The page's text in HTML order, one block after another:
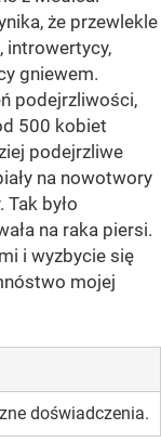
że przewlekle
introwertycy,
gniewem.
podejrzliwości,
500 kobiet
podejrzliwe
na nowotwory
było
na raka piersi.
i wyzbycie się
mojej
doświadczenia.